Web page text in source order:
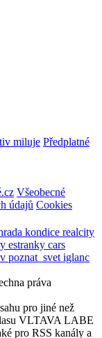
miluje Předplatné
Všeobecné
údajů Cookies
kondice realcity
estranky cars
poznat_svet iglanc
práva
pro jiné než
VLTAVA LABE
pro RSS kanály a